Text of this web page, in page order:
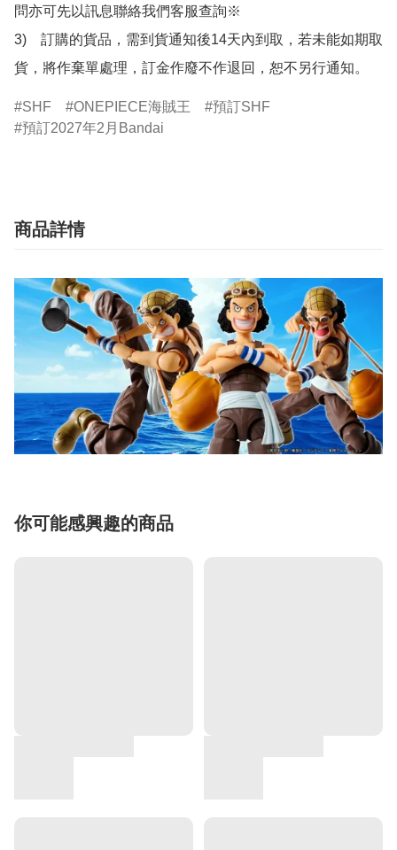
問亦可先以訊息聯絡我們客服查詢※
3)　訂購的貨品，需到貨通知後14天內到取，若未能如期取
貨，將作棄單處理，訂金作廢不作退回，恕不另行通知。
SHF ONEPIECE海賊王
預訂SHF
預訂2027年2月Bandai
商品詳情
你可能感興趣的商品